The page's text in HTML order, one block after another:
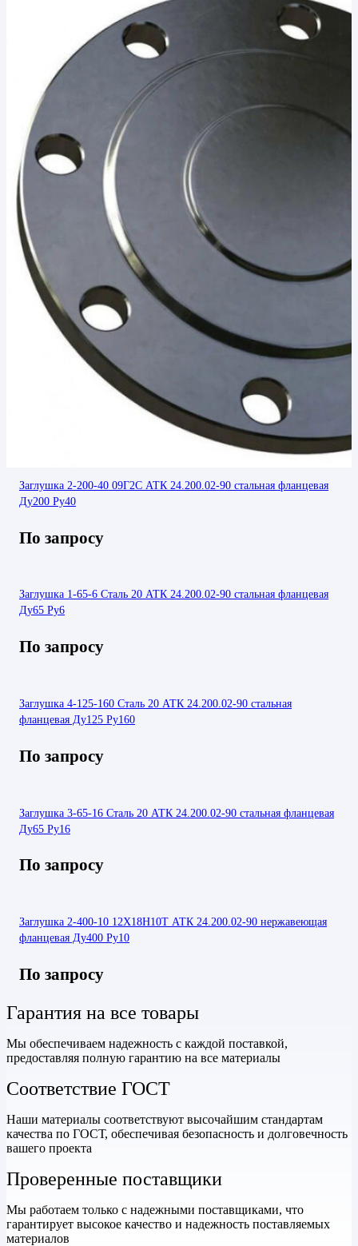
Заглушка 2-200-40 09Г2С АТК 24.200.02-90 стальная фланцевая
Ду200 Ру40
По запросу
Заглушка 1-65-6 Сталь 20 АТК 24.200.02-90 стальная фланцевая
Ду65 Ру6
По запросу
Заглушка 4-125-160 Сталь 20 АТК 24.200.02-90 стальная
фланцевая Ду125 Ру160
По запросу
Заглушка 3-65-16 Сталь 20 АТК 24.200.02-90 стальная фланцевая
Ду65 Ру16
По запросу
Заглушка 2-400-10 12Х18Н10Т АТК 24.200.02-90 нержавеющая
фланцевая Ду400 Ру10
По запросу
Гарантия на все товары
Мы обеспечиваем надежность с каждой поставкой,
предоставляя полную гарантию на все материалы
Соответствие ГОСТ
Наши материалы соответствуют высочайшим стандартам
качества по ГОСТ, обеспечивая безопасность и долговечность
вашего проекта
Проверенные поставщики
Мы работаем только с надежными поставщиками, что
гарантирует высокое качество и надежность поставляемых
материалов